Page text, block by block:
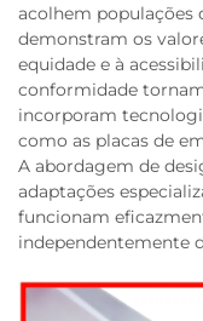
acolhem populações
demonstram os
equidade e à
conformidade
incorporam
como as placas de
A abordagem de
adaptações
funcionam
independentemente